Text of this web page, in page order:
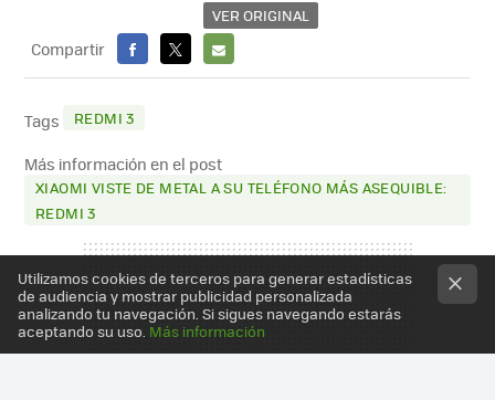
VER ORIGINAL
Compartir
FACEBOOK
X
E-
Tags REDMI 3
Más información en el post
XIAOMI VISTE DE METAL A SU TELÉFONO MÁS ASEQUIBLE:
REDMI 3
Utilizamos cookies de terceros para generar estadísticas
de audiencia y mostrar publicidad personalizada
analizando tu navegación. Si sigues navegando estarás
aceptando su uso. Más información